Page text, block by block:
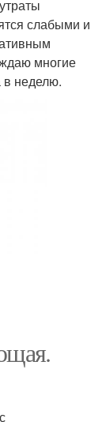
слабыми и
многие
в неделю.